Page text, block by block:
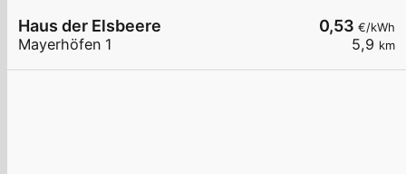
0,53 €/kWh
5,9 km
Haus der Elsbeere
Mayerhöfen 1